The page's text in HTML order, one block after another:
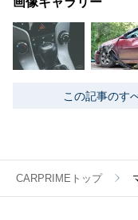
この記事のす
CARPRIMEトップ